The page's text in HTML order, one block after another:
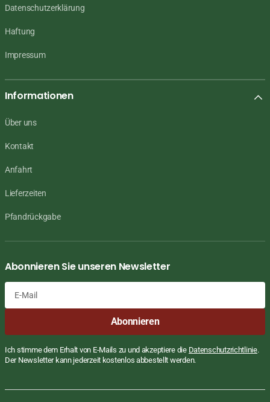
Datenschutzerklärung
Haftung
Impressum
Informationen
Über uns
Kontakt
Anfahrt
Lieferzeiten
Pfandrückgabe
Abonnieren Sie unseren Newsletter
Abonnieren
Ich stimme dem Erhalt von E-Mails zu und akzeptiere die Datenschutzrichtlinie.
Der Newsletter kann jederzeit kostenlos abbestellt werden.